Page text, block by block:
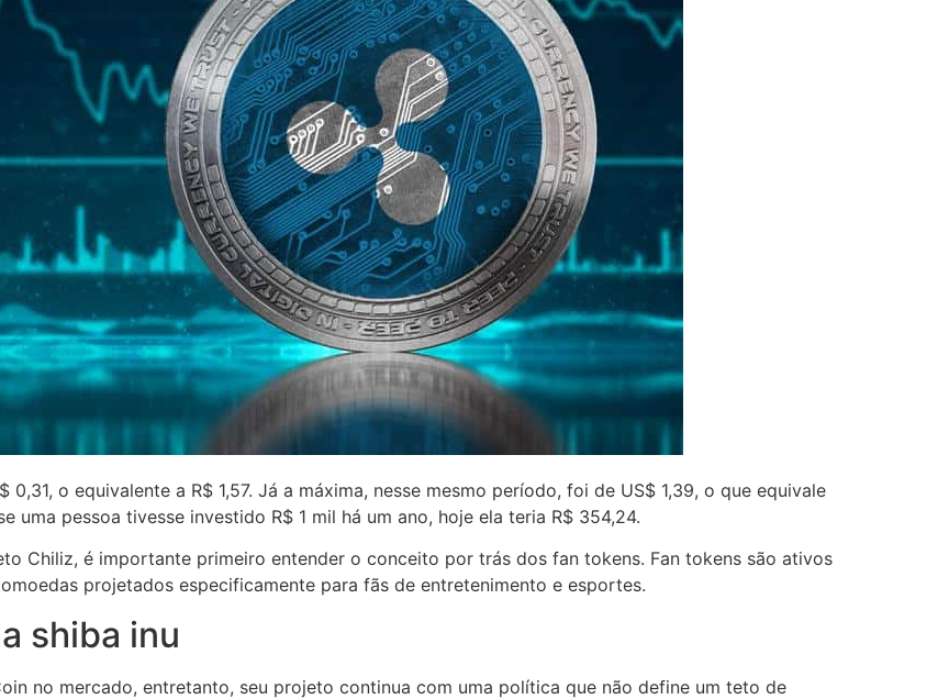
0,31, o equivalente a R$ 1,57. Já a máxima, nesse mesmo período, foi de US$ 1,39, o que equivale
uma pessoa tivesse investido R$ 1 mil há um ano, hoje ela teria R$ 354,24.
Chiliz, é importante primeiro entender o conceito por trás dos fan tokens. Fan tokens são ativos
projetados especificamente para fãs de entretenimento e esportes.
shiba inu
no mercado, entretanto, seu projeto continua com uma política que não define um teto de